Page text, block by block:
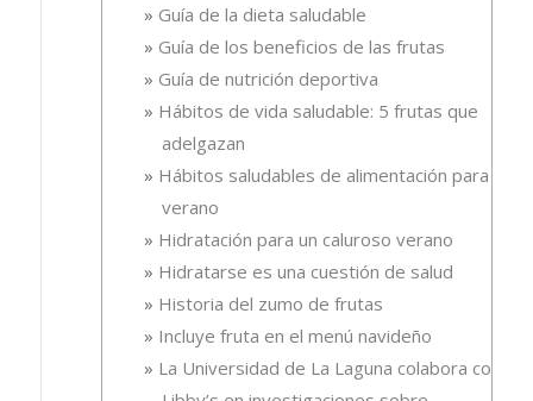
Guía de la dieta saludable
Guía de los beneficios de las frutas
Guía de nutrición deportiva
Hábitos de vida saludable: 5 frutas que
adelgazan
Hábitos saludables de alimentación para el
verano
Hidratación para un caluroso verano
Hidratarse es una cuestión de salud
Historia del zumo de frutas
Incluye fruta en el menú navideño
La Universidad de La Laguna colabora con